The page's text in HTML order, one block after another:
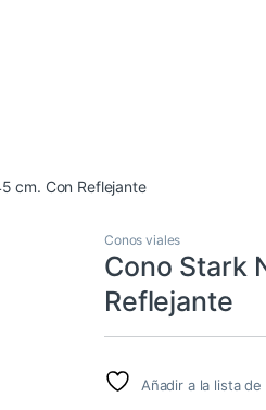
cm. Con Reflejante
Conos viales
Cono Stark
Reflejante
Añadir a la lista